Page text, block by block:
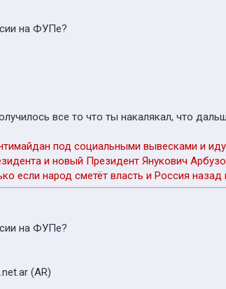
на ФУПе?
все то что ты накалякал, что
под социальными вывесками и
и новый Президент Янукович
если народ сметёт власть и Россия
на ФУПе?
(AR)